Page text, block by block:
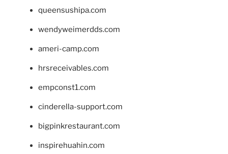
queensushipa.com
wendyweimerdds.com
ameri-camp.com
hrsreceivables.com
empconst1.com
cinderella-support.com
bigpinkrestaurant.com
inspirehuahin.com